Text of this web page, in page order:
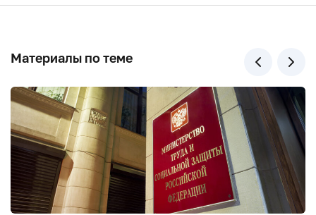
Материалы по теме